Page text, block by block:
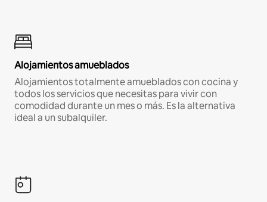
Alojamientos amueblados
Alojamientos totalmente amueblados con cocina y
todos los servicios que necesitas para vivir con
comodidad durante un mes o más. Es la alternativa
ideal a un subalquiler.